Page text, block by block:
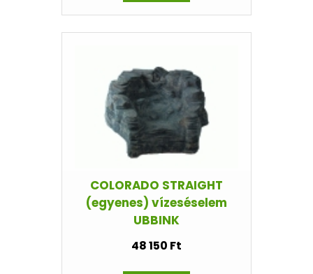
COLORADO STRAIGHT
(egyenes) vízeséselem
UBBINK
48 150 Ft